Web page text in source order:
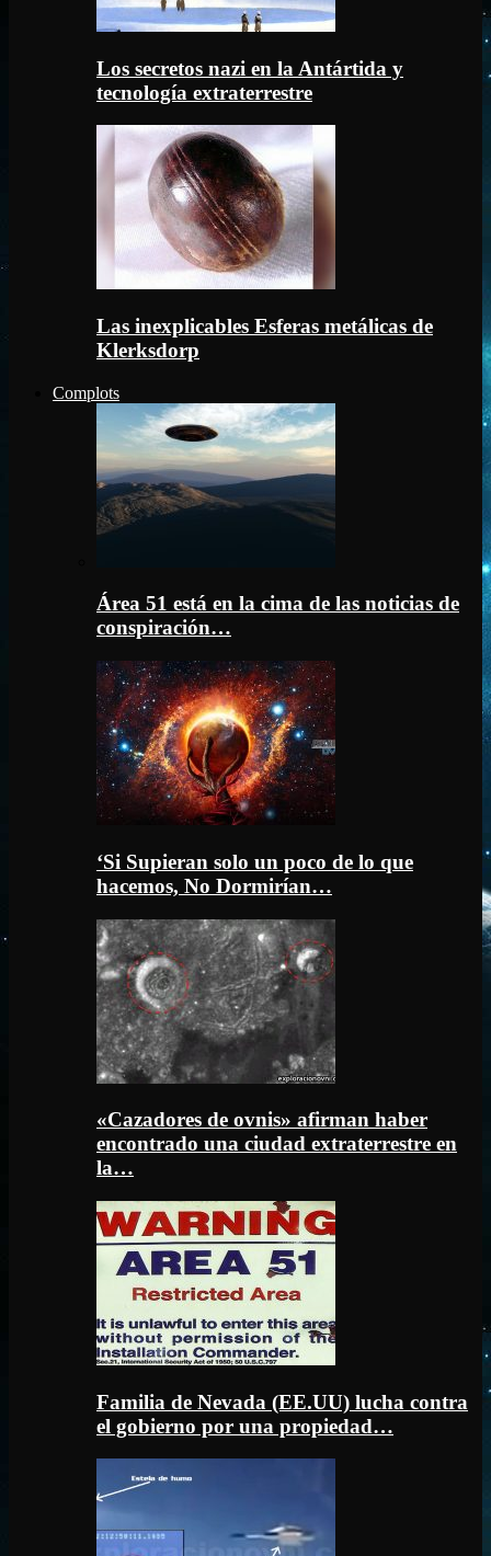
Los secretos nazi en la Antártida y
tecnología extraterrestre
Las inexplicables Esferas metálicas de
Klerksdorp
Complots
Área 51 está en la cima de las noticias de
conspiración…
‘Si Supieran solo un poco de lo que
hacemos, No Dormirían…
«Cazadores de ovnis» afirman haber
encontrado una ciudad extraterrestre en
la…
Familia de Nevada (EE.UU) lucha contra
el gobierno por una propiedad…